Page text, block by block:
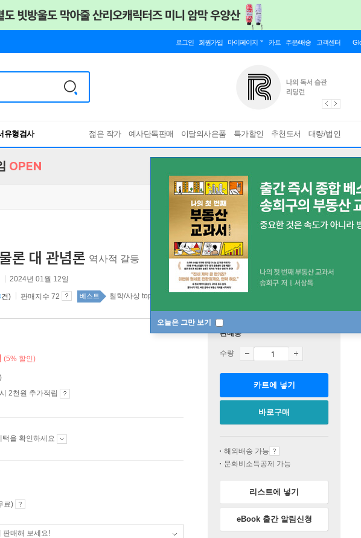
로그인 회원가입 마이페이지 카트 주문/배송 고객센터
유형검사
Lab
젊은 작가 예사단독판매 이달의사은품 특가할인 추천도서 대량/법인
오늘은 그만 보기
OPEN
론 대 관념론 역사적 갈등
2024년 01월 12일
건) 판매지수 72 베스트 철학/사상 top100 3주
(5% 할인)
2천원 추가적립
택을 확인하세요
료)
판매해 보세요!
판매중
수량
카트에 넣기
바로구매
해외배송 가능
문화비소득공제 가능
리스트에 넣기
eBook 출간 알림신청